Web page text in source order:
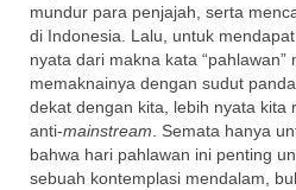
mundur para penjajah, serta
di Indonesia. Lalu, untuk
nyata dari makna kata
memaknainya dengan sudut
dekat dengan kita, lebih nyata kita
anti-mainstream. Semata hanya
bahwa hari pahlawan ini penting
sebuah kontemplasi mendalam,